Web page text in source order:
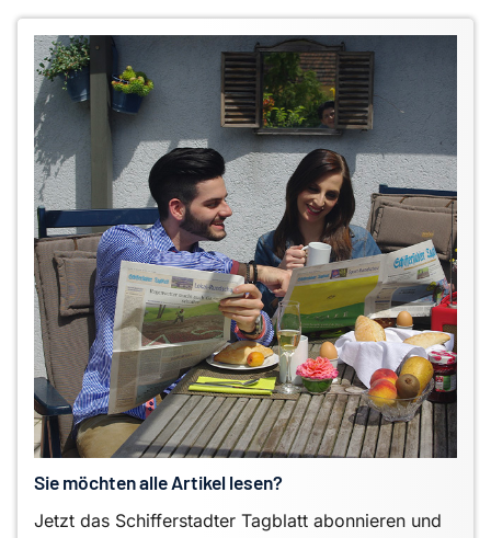
Sie möchten alle Artikel lesen?
Jetzt das Schifferstadter Tagblatt abonnieren und